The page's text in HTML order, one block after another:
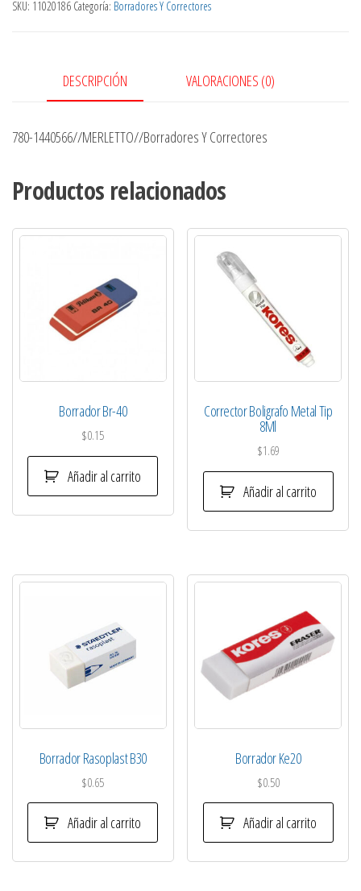
SKU: 11020186 Categoría: Borradores Y Correctores
DESCRIPCIÓN VALORACIONES (0)
780-1440566//MERLETTO//Borradores Y Correctores
Productos relacionados
Borrador Br-40
$0.15
Añadir al carrito
Corrector Boligrafo Metal Tip
8Ml
$1.69
Añadir al carrito
Borrador Rasoplast B30
$0.65
Añadir al carrito
Borrador Ke20
$0.50
Añadir al carrito